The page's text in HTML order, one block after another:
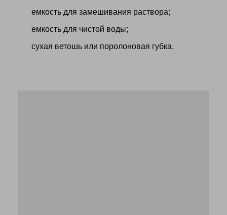
емкость для замешивания раствора;
емкость для чистой воды;
сухая ветошь или поролоновая губка.